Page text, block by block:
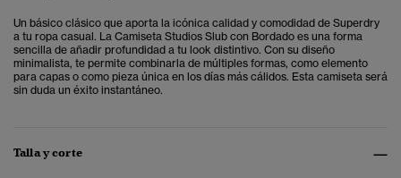
Un básico clásico que aporta la icónica calidad y comodidad de Superdry
a tu ropa casual. La Camiseta Studios Slub con Bordado es una forma
sencilla de añadir profundidad a tu look distintivo. Con su diseño
minimalista, te permite combinarla de múltiples formas, como elemento
para capas o como pieza única en los días más cálidos. Esta camiseta será
sin duda un éxito instantáneo.
Talla y corte